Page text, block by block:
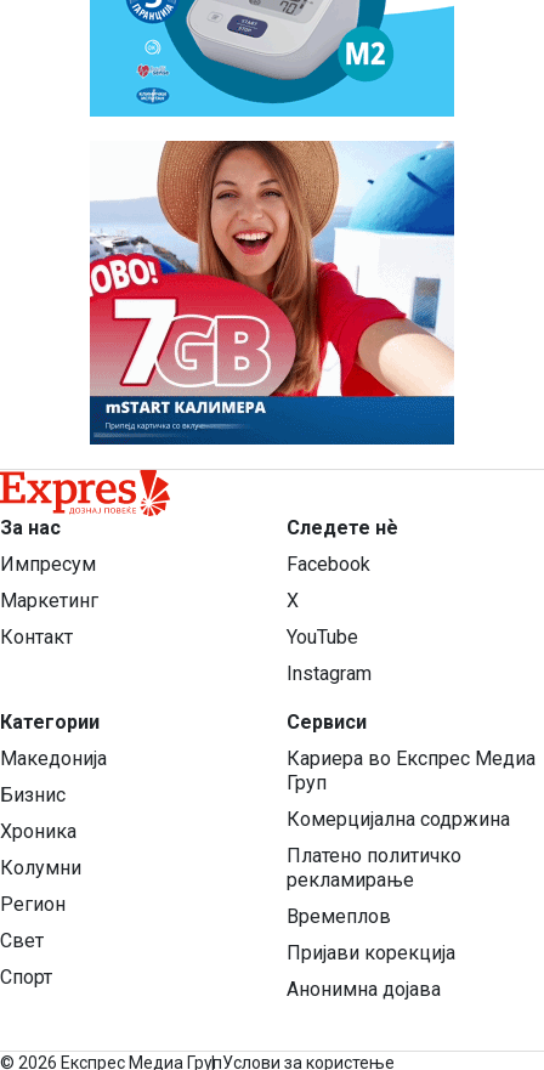
За нас
Импресум
Маркетинг
Контакт
Категории
Македонија
Бизнис
Хроника
Колумни
Регион
Свет
Спорт
Следете нѐ
Facebook
X
YouTube
Instagram
Сервиси
Кариера во Експрес Медиа
Груп
Комерцијална содржина
Платено политичко
рекламирање
Времеплов
Пријави корекција
Анонимна дојава
© 2026 Експрес Медиа ГрупУслови за користење